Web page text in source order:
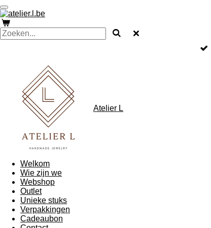
Ga
direct
naar
de
Atelier L
Welkom
Wie zijn we
Webshop
Outlet
Unieke stuks
Verpakkingen
Cadeaubon